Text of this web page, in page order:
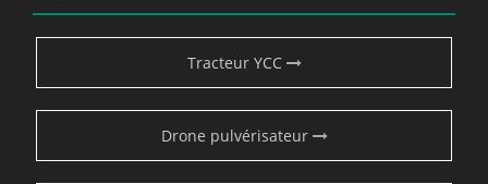
Tracteur YCC
Drone pulvérisateur